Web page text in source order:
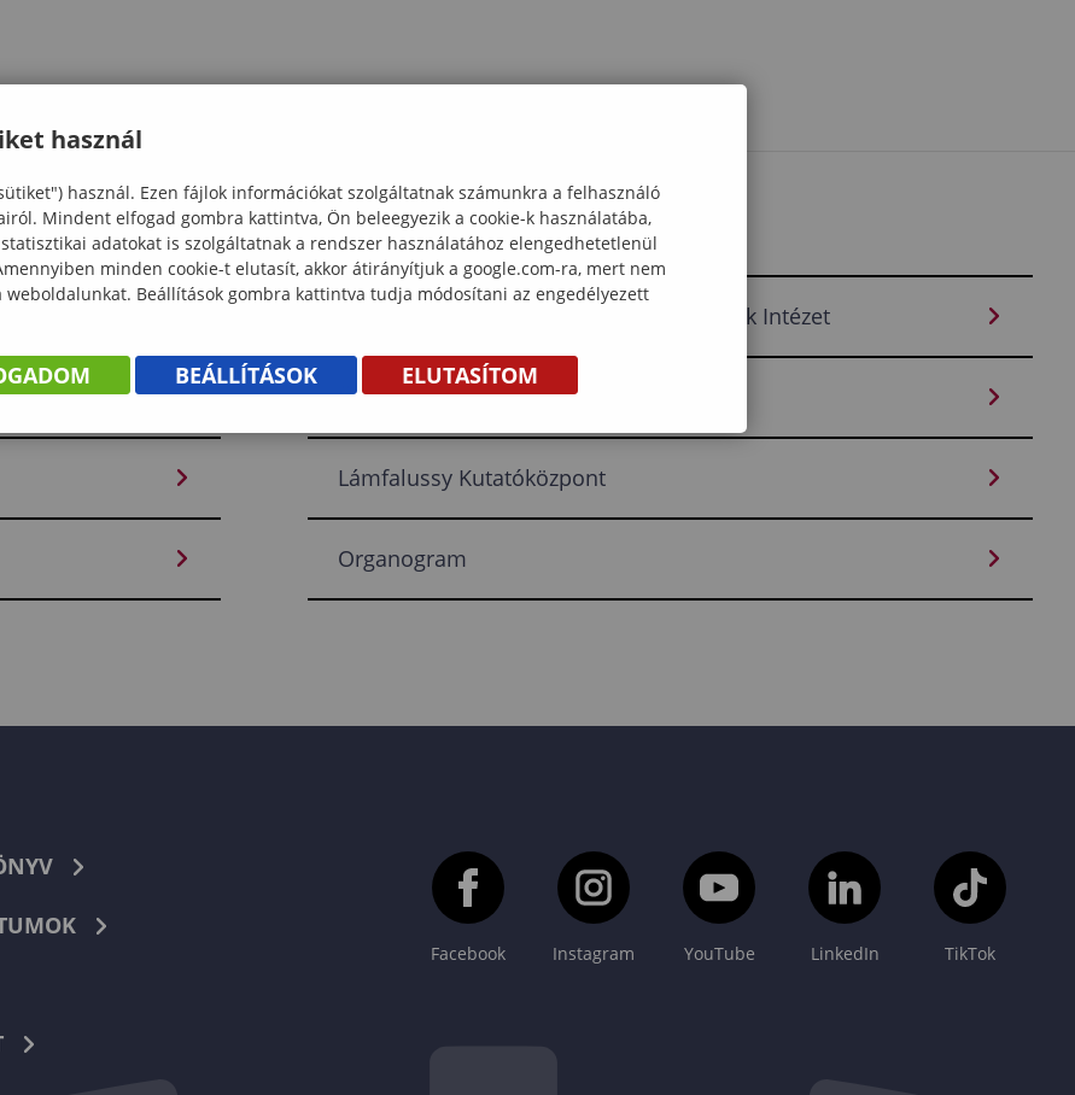
Közgazdasági és Nemzetközi Kapcsolatok Intézet
Üzleti Tanulmányok Intézet
Lámfalussy Kutatóközpont
Organogram
Facebook Instagram YouTube LinkedIn TikTok
használ
használ. Ezen fájlok információkat szolgáltatnak számunkra a felhasználó
Mindent elfogad gombra kattintva, Ön beleegyezik a cookie-k használatába,
adatokat is szolgáltatnak a rendszer használatához elengedhetetlenül
minden cookie-t elutasít, akkor átirányítjuk a google.com-ra, mert nem
Beállítások gombra kattintva tudja módosítani az engedélyezett
BEÁLLÍTÁSOK ELUTASÍTOM